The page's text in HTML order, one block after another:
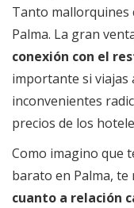
Tanto mallorquines
Palma. La gran
conexión con el
importante si viajas
inconvenientes
precios de los
Como imagino que
barato en Palma, te
cuanto a relación